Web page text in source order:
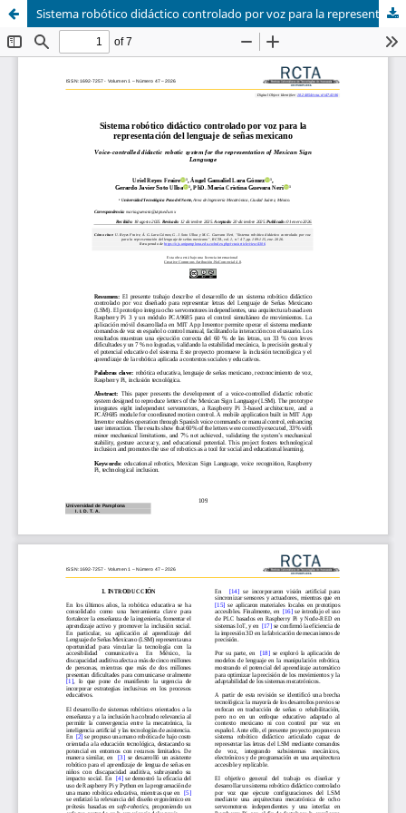
Sistema robótico didáctico controlado por voz para la representación del lenguaje de señas mexicano